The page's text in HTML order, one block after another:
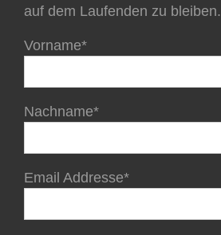
auf dem Laufenden zu bleiben.
Vorname*
Nachname*
Email Addresse*